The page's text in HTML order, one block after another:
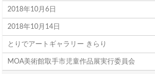
2018年10月6日
2018年10月14日
とりでアートギャラリー きらり
MOA美術館取手市児童作品展実行委員会